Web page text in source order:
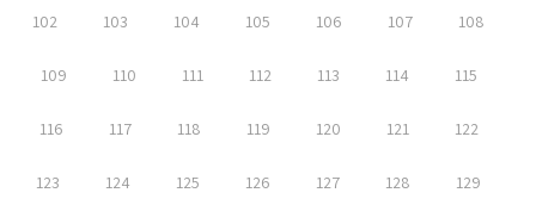
102 103 104 105 106 107 108
109 110 111 112 113 114 115
116 117 118 119 120 121 122
123 124 125 126 127 128 129